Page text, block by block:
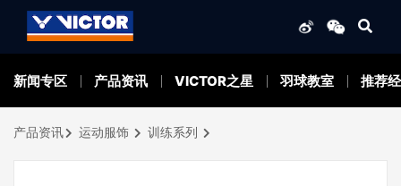
新闻专区 产品资讯 VICTOR之星 羽球教室 推荐
产品资讯 运动服饰 训练系列